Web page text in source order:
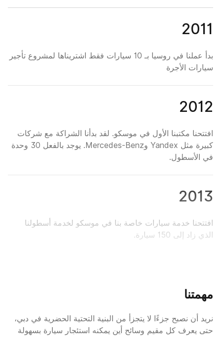
2011
بدأ عملنا في روسيا بـ 10 سيارات فقط اشتريناها لمشروع تأجير
سيارات الأجرة
2012
افتتحنا مكتبنا الأول في موسكو. لقد بدأنا الشراكة مع شركات
كبيرة مثل Yandex وMercedes-Benz. يوجد بالفعل 30 وحدة
في الأسطول.
2013
افتتحنا خدمة سيارات خاصة بنا في موسكو لخدمة أسطولنا
الذي زاد إلى 150 سيارة.
بالموظفين وحققنا الربح للشركة. لقد أدركنا أنه يمكننا إدارة
أساطيل الطرف الثالث بشكل فعال
مهمتنا
نريد أن نصبح جزءًا لا يتجزأ من البنية التحتية الحضرية في دبي،
حتى يعرف كل مقيم وسائح أين يمكنه استئجار سيارة بسهولة